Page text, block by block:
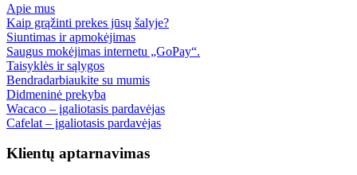
Apie mus
Kaip grąžinti prekes jūsų šalyje?
Siuntimas ir apmokėjimas
Saugus mokėjimas internetu „GoPay“.
Taisyklės ir sąlygos
Bendradarbiaukite su mumis
Didmeninė prekyba
Wacaco – įgaliotasis pardavėjas
Cafelat – įgaliotasis pardavėjas
Klientų aptarnavimas